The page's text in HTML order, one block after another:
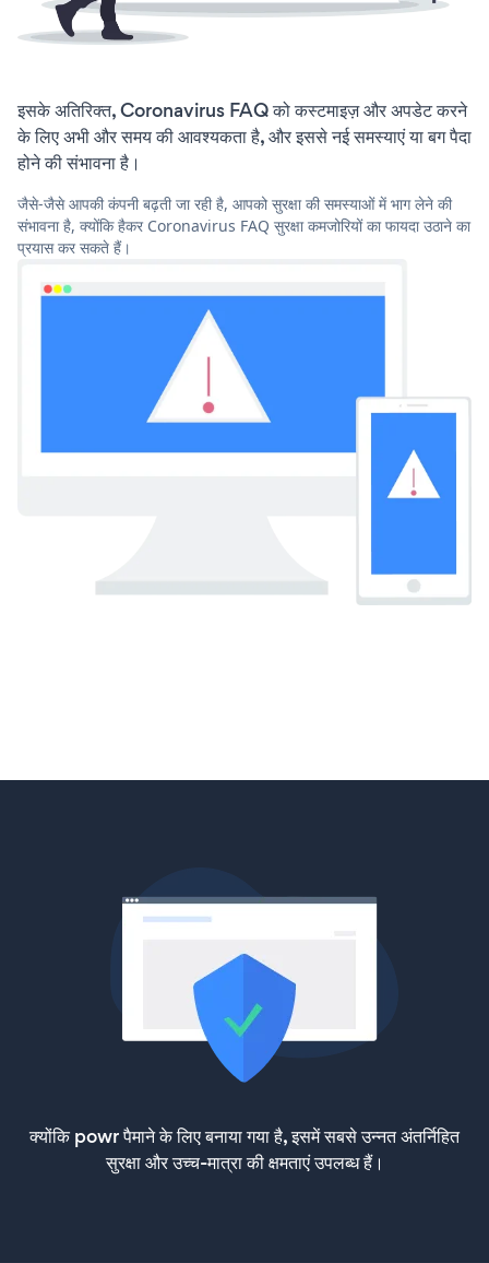
इसके अतिरिक्त, Coronavirus FAQ को कस्टमाइज़ और अपडेट करने
के लिए अभी और समय की आवश्यकता है, और इससे नई समस्याएं या बग पैदा
होने की संभावना है।
जैसे-जैसे आपकी कंपनी बढ़ती जा रही है, आपको सुरक्षा की समस्याओं में भाग लेने की
संभावना है, क्योंकि हैकर Coronavirus FAQ सुरक्षा कमजोरियों का फायदा उठाने का
प्रयास कर सकते हैं।
क्योंकि powr पैमाने के लिए बनाया गया है, इसमें सबसे उन्नत अंतर्निहित
सुरक्षा और उच्च-मात्रा की क्षमताएं उपलब्ध हैं।